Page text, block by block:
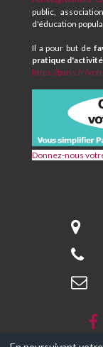
public,
d'éducation
Il a pour but de
pratique
https://paris.fr/
Donnez-nous
Centre
Social
MAURICE
RAVEL